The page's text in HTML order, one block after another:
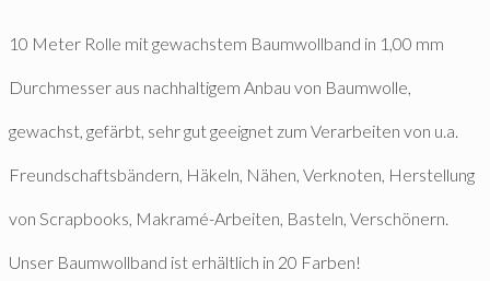
10 Meter Rolle mit gewachstem Baumwollband in 1,00 mm
Durchmesser aus nachhaltigem Anbau von Baumwolle,
gewachst, gefärbt, sehr gut geeignet zum Verarbeiten von u.a.
Freundschaftsbändern, Häkeln, Nähen, Verknoten, Herstellung
von Scrapbooks, Makramé-Arbeiten, Basteln, Verschönern.
Unser Baumwollband ist erhältlich in 20 Farben!